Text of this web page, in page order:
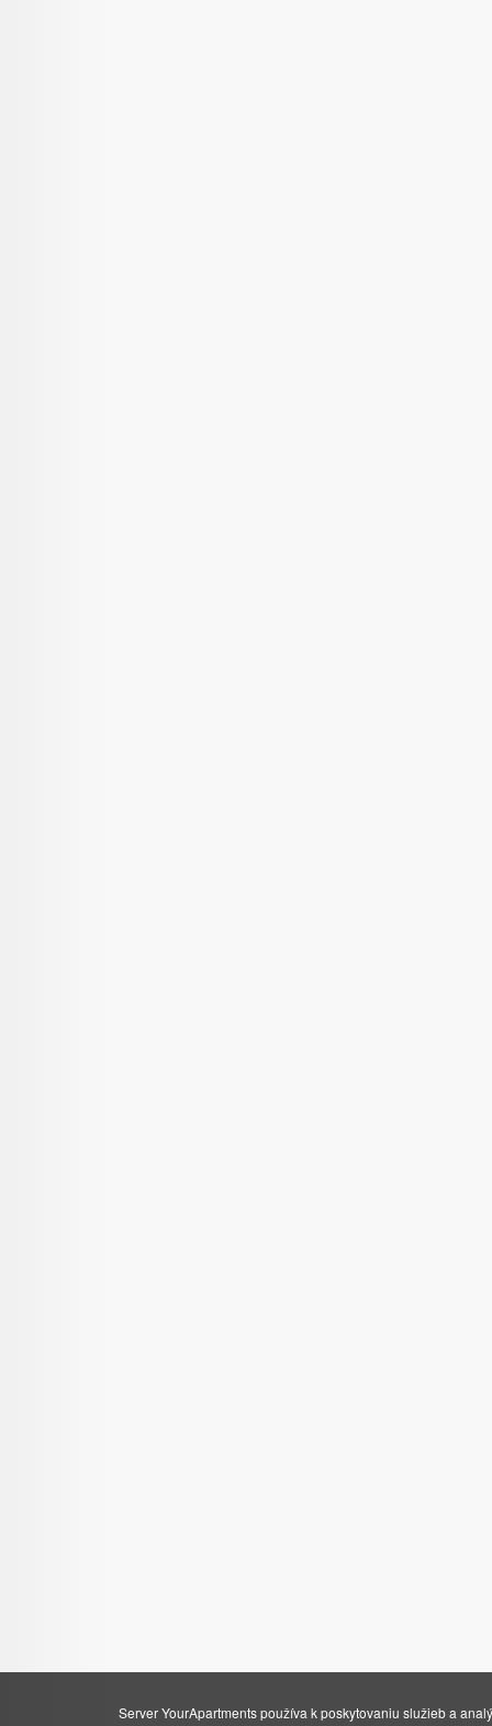
Server YourApartments používa k poskytovaniu služieb a